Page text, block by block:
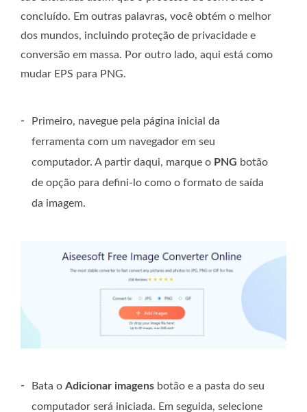
concluído. Em outras palavras, você obtém o melhor
dos mundos, incluindo proteção de privacidade e
conversão em massa. Por outro lado, aqui está como
mudar EPS para PNG.
-
Primeiro, navegue pela página inicial da
ferramenta com um navegador em seu
computador. A partir daqui, marque o PNG botão
de opção para defini-lo como o formato de saída
da imagem.
- Bata o Adicionar imagens botão e a pasta do seu
computador será iniciada. Em seguida, selecione